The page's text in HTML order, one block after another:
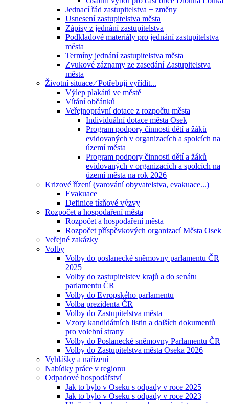
Jednací řád zastupitelstva + změny
Usnesení zastupitelstva města
Zápisy z jednání zastupitelstva
Podkladové materiály pro jednání zastupitelstva
města
Termíny jednání zastupitelstva města
Zvukové záznamy ze zasedání Zastupitelstva
města
Životní situace ⁄ Potřebuji vyřídit...
Výlep plakátů ve městě
Vítání občánků
Veřejnoprávní dotace z rozpočtu města
Individuální dotace města Osek
Program podpory činnosti dětí a žáků
evidovaných v organizacích a spolcích na
území města
Program podpory činnosti dětí a žáků
evidovaných v organizacích a spolcích na
území města na rok 2026
Krizové řízení (varování obyvatelstva, evakuace...)
Evakuace
Definice tísňové výzvy
Rozpočet a hospodaření města
Rozpočet a hospodaření města
Rozpočet příspěvkových organizací Města Osek
Veřejné zakázky
Volby
Volby do poslanecké sněmovny parlamentu ČR
2025
Volby do zastupitelstev krajů a do senátu
parlamentu ČR
Volby do Evropského parlamentu
Volba prezidenta ČR
Volby do Zastupitelstva města
Vzory kandidátních listin a dalších dokumentů
pro volební strany
Volby do Poslanecké sněmovny Parlamentu ČR
Volby do Zastupitelstva města Oseka 2026
Vyhlášky a nařízení
Nabídky práce v regionu
Odpadové hospodářství
Jak to bylo v Oseku s odpady v roce 2025
Jak to bylo v Oseku s odpady v roce 2023